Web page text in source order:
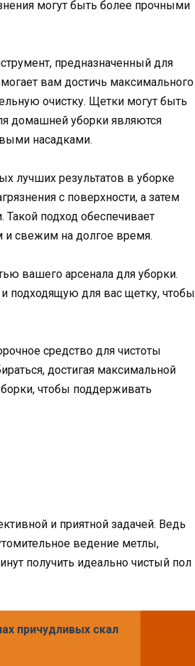
могут быть более прочными
предназначенный для
вам достичь максимального
очистку. Щетки могут быть
домашней уборки являются
насадками.
лучших результатов в уборке
с поверхности, а затем
подход обеспечивает
и свежим на долгое время.
вашего арсенала для уборки.
подходящую для вас щетку, чтобы
средство для чистоты
достигая максимальной
чтобы поддерживать
и приятной задачей. Ведь
ведение метлы,
получить идеально чистый пол
причудливых скал